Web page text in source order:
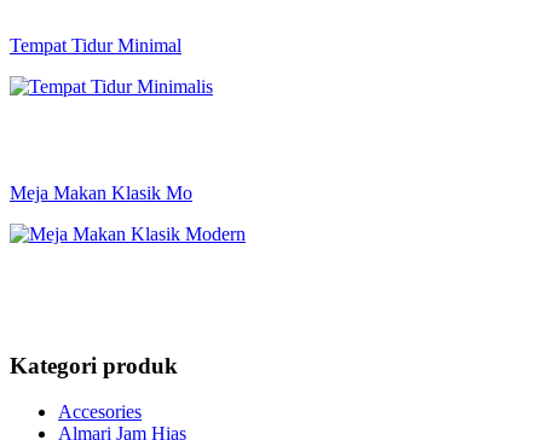
Tempat Tidur Minimal
Meja Makan Klasik Mo
Kategori produk
Accesories
Almari Jam Hias